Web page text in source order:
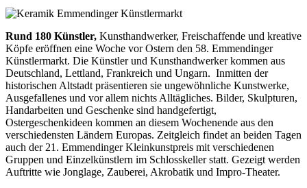
Rund 180 Künstler, Kunsthandwerker, Freischaffende und kreative
Köpfe eröffnen eine Woche vor Ostern den 58. Emmendinger
Künstlermarkt. Die Künstler und Kunsthandwerker kommen aus
Deutschland, Lettland, Frankreich und Ungarn. Inmitten der
historischen Altstadt präsentieren sie ungewöhnliche Kunstwerke,
Ausgefallenes und vor allem nichts Alltägliches. Bilder, Skulpturen,
Handarbeiten und Geschenke sind handgefertigt,
Ostergeschenkideen kommen an diesem Wochenende aus den
verschiedensten Ländern Europas. Zeitgleich findet an beiden Tagen
auch der 21. Emmendinger Kleinkunstpreis mit verschiedenen
Gruppen und Einzelkünstlern im Schlosskeller statt. Gezeigt werden
Auftritte wie Jonglage, Zauberei, Akrobatik und Impro-Theater.